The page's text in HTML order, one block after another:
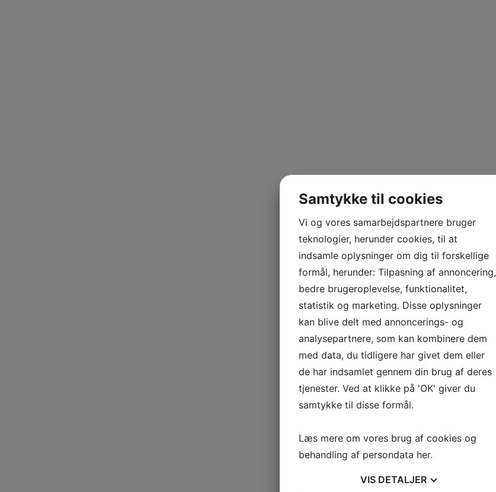
Samtykke til cookies
Vi og vores samarbejdspartnere bruger
teknologier, herunder cookies, til at
indsamle oplysninger om dig til forskellige
formål, herunder: Tilpasning af annoncering,
bedre brugeroplevelse, funktionalitet,
statistik og marketing. Disse oplysninger
kan blive delt med annoncerings- og
analysepartnere, som kan kombinere dem
med data, du tidligere har givet dem eller
de har indsamlet gennem din brug af deres
tjenester. Ved at klikke på 'OK' giver du
samtykke til disse formål.
Læs mere om vores brug af cookies og
behandling af persondata her.
VIS DETALJER